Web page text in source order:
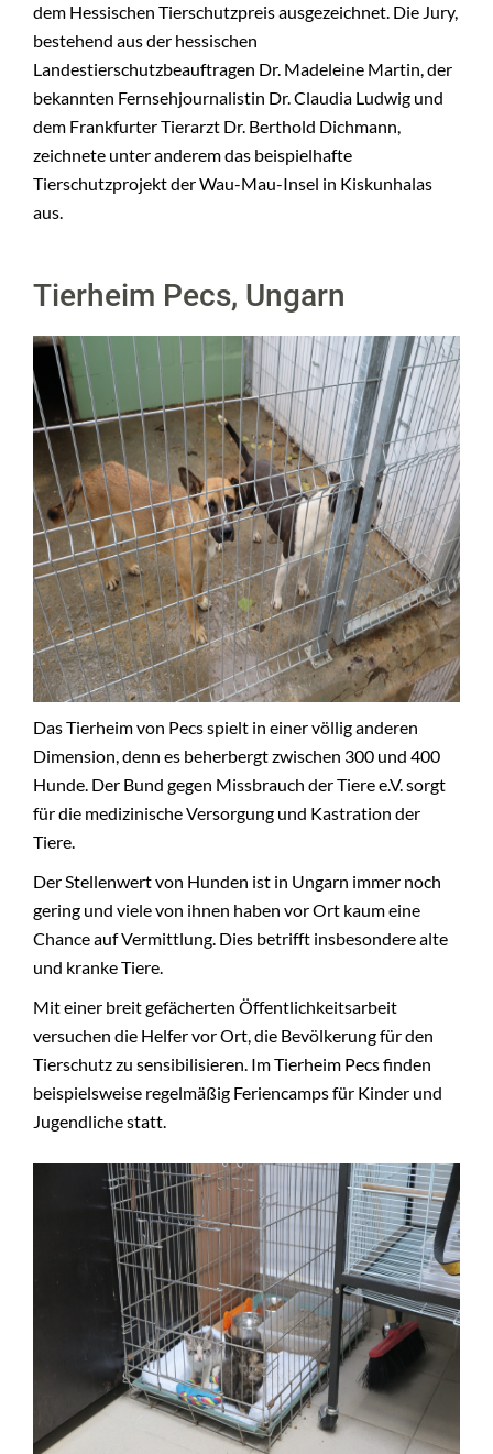
dem Hessischen Tierschutzpreis ausgezeichnet. Die Jury,
bestehend aus der hessischen
Landestierschutzbeauftragen Dr. Madeleine Martin, der
bekannten Fernsehjournalistin Dr. Claudia Ludwig und
dem Frankfurter Tierarzt Dr. Berthold Dichmann,
zeichnete unter anderem das beispielhafte
Tierschutzprojekt der Wau-Mau-Insel in Kiskunhalas
aus.
Tierheim Pecs, Ungarn
Das Tierheim von Pecs spielt in einer völlig anderen
Dimension, denn es beherbergt zwischen 300 und 400
Hunde. Der Bund gegen Missbrauch der Tiere e.V. sorgt
für die medizinische Versorgung und Kastration der
Tiere.
Der Stellenwert von Hunden ist in Ungarn immer noch
gering und viele von ihnen haben vor Ort kaum eine
Chance auf Vermittlung. Dies betrifft insbesondere alte
und kranke Tiere.
Mit einer breit gefächerten Öffentlichkeitsarbeit
versuchen die Helfer vor Ort, die Bevölkerung für den
Tierschutz zu sensibilisieren. Im Tierheim Pecs finden
beispielsweise regelmäßig Feriencamps für Kinder und
Jugendliche statt.